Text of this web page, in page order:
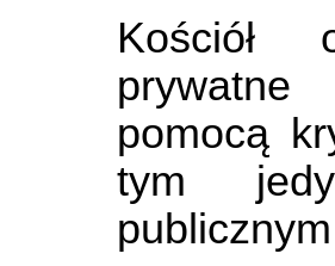
Kościół
pomocą
tym